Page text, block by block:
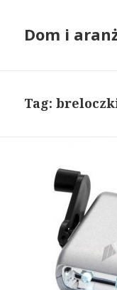
Dom i
Tag: